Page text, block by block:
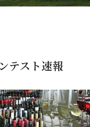
テスト速報